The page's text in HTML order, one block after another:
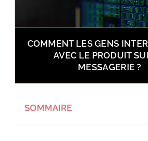
COMMENT LES GENS
AVEC LE PRODUIT
MESSAGERIE ?
SOMMAIRE